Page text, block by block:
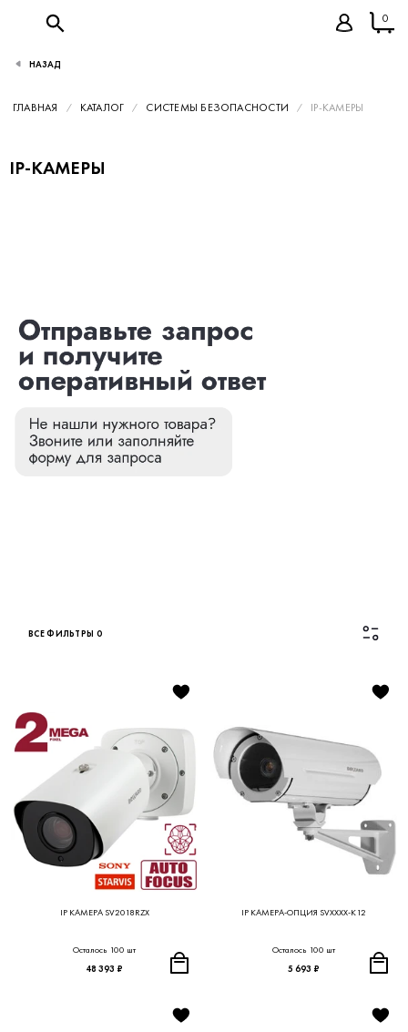
0
ГЛАВНАЯ КАТАЛОГ СИСТЕМЫ БЕЗОПАСНОСТИ IP-КАМЕРЫ
IP-КАМЕРЫ
ВСЕ ФИЛЬТРЫ 0
IP КАМЕРА SV2018RZX
Осталось 100 шт
48 393 ₽
IP КАМЕРА-ОПЦИЯ SVXXXX-K12
Осталось 100 шт
5 693 ₽
НАЗАД